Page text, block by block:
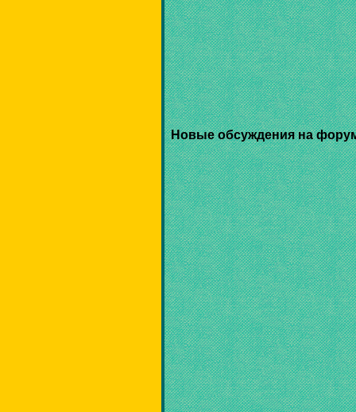
Новые обсуждения на